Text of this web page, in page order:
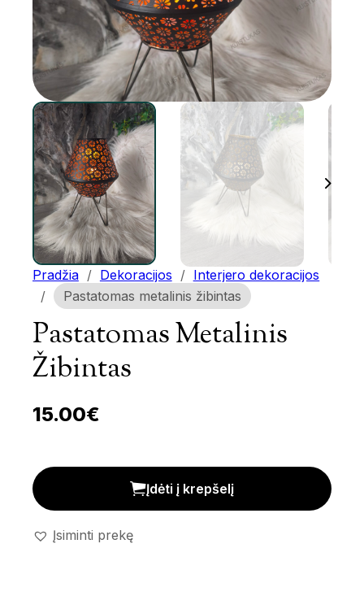
Pradžia / Dekoracijos / Interjero dekoracijos
/
Pastatomas metalinis žibintas
Pastatomas Metalinis
Žibintas
15.00€
Pastatomas metalinis žibintas kiekis
Įdėti į krepšelį
Įsiminti prekę